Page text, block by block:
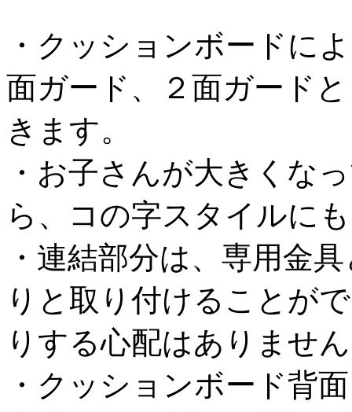
・クッションボードに
面ガード、２面ガード
きます。
・お子さんが大きくな
ら、コの字スタイルに
・連結部分は、専用金
りと取り付けることが
りする心配はありませ
・クッションボード背